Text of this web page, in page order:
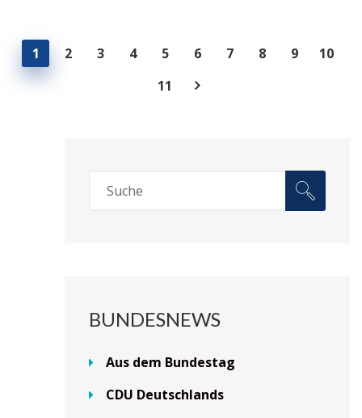
1 2 3 4 5 6 7 8 9
10
11
BUNDESNEWS
Aus dem Bundestag
CDU Deutschlands